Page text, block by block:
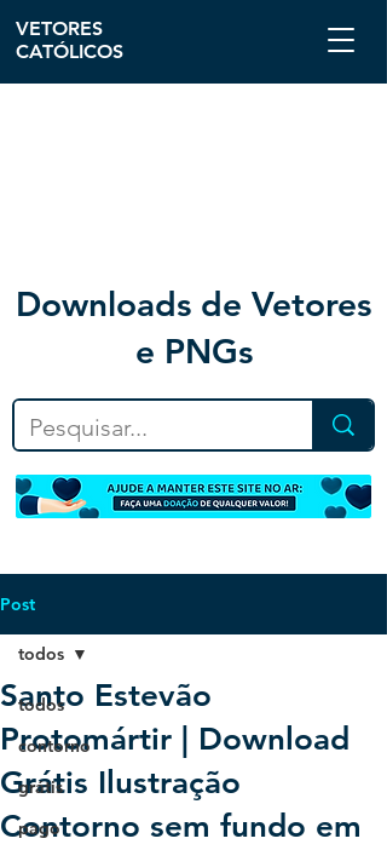
Downloads de Vetores
e PNGs
VETORES
CATÓLICOS
Post
todos
contorno
grátis
pago
todos
Santo Estevão
Protomártir | Download
Grátis Ilustração
Contorno sem fundo em